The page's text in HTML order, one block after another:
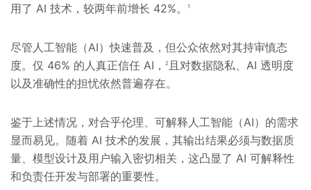
用了 AI 技术，较两年前增长 42%。
1
尽管人工智能（AI）快速普及，但公众依然对其持审慎态
度。仅 46% 的人真正信任 AI，
2 且对数据隐私、AI 透明度
以及准确性的担忧依然普遍存在。
鉴于上述情况，对合乎伦理、可解释人工智能（AI）的需求
显而易见。随着 AI 技术的发展，其输出结果必须与数据质
量、模型设计及用户输入密切相关，这凸显了 AI 可解释性
和负责任开发与部署的重要性。